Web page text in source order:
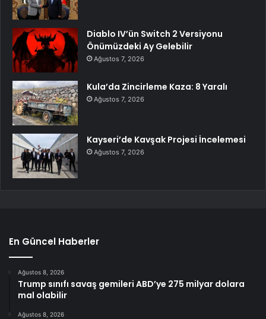
Diablo IV’ün Switch 2 Versiyonu
Önümüzdeki Ay Gelebilir
Ağustos 7, 2026
Kula’da Zincirleme Kaza: 8 Yaralı
Ağustos 7, 2026
Kayseri’de Kavşak Projesi İncelemesi
Ağustos 7, 2026
En Güncel Haberler
Ağustos 8, 2026
Trump sınıfı savaş gemileri ABD’ye 275 milyar dolara
mal olabilir
Ağustos 8, 2026